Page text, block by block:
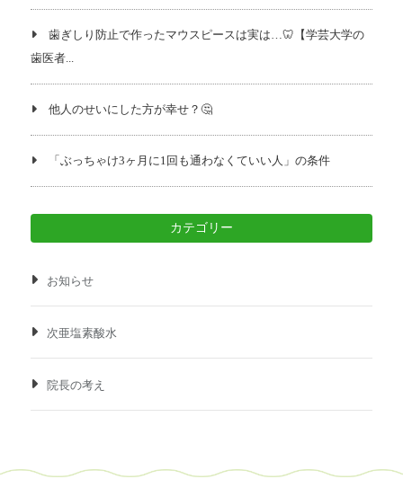
歯ぎしり防止で作ったマウスピースは実は…🦷【学芸大学の
歯医者...
他人のせいにした方が幸せ？🤔
「ぶっちゃけ3ヶ月に1回も通わなくていい人」の条件
カテゴリー
お知らせ
次亜塩素酸水
院長の考え